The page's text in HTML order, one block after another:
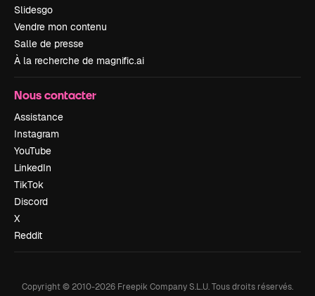
Slidesgo
Vendre mon contenu
Salle de presse
À la recherche de magnific.ai
Nous contacter
Assistance
Instagram
YouTube
LinkedIn
TikTok
Discord
X
Reddit
Copyright © 2010-2026 Freepik Company S.L.U.Tous droits réservés.